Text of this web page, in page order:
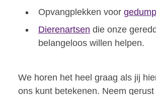
Opvangplekken voor
Dierenartsen die onze
belangeloos willen helpen.
We horen het heel graag als jij
ons kunt betekenen. Neem gerust